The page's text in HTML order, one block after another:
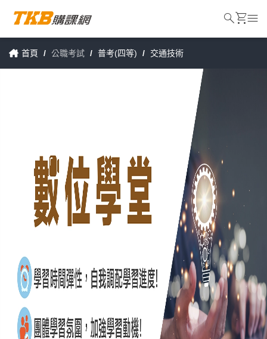
首頁 / 公職考試 / 普考(四等) / 交通技術
searchshopping_cartmenu